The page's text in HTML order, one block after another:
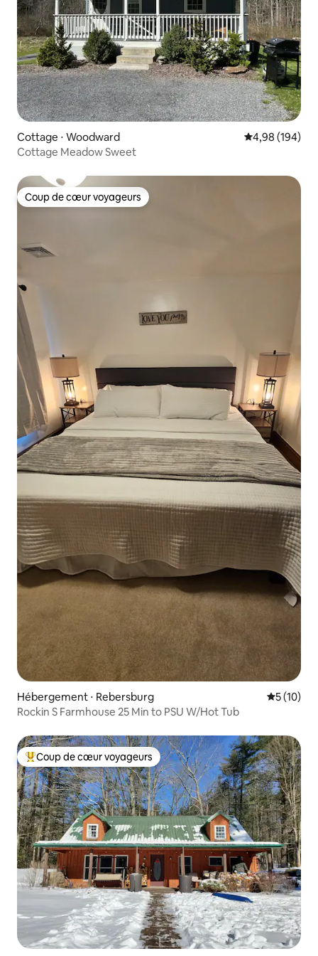
Cottage ⋅ Woodward Évaluation
4,98 (194)
Cottage Meadow Sweet
Coup de cœur voyageurs
Coup de cœur voyageurs
Hébergement ⋅ Rebersburg
5 (10)
Rockin S Farmhouse 25 Min to PSU W/Hot Tub
Coups de cœur voyageurs les plus appréciés
Coup de cœur voyageurs